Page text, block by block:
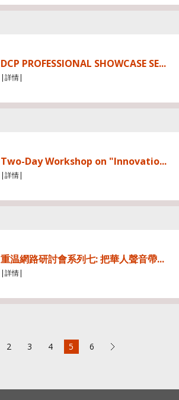
DCP PROFESSIONAL SHOWCASE SE...
|詳情|
Two-Day Workshop on "Innovatio...
|詳情|
重温網路研討會系列七: 把華人聲音帶...
|詳情|
2 3 4 5 6